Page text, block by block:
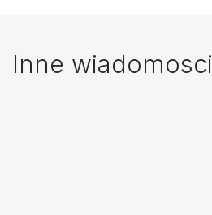
Inne wiadomosci